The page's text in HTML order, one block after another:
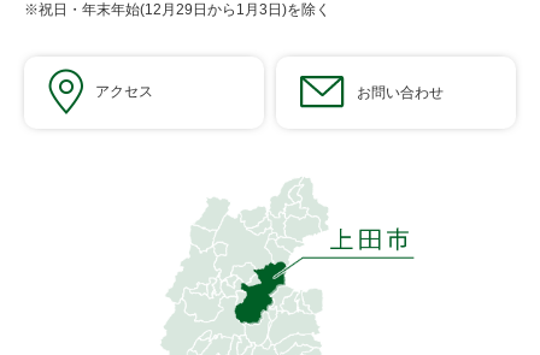
※祝日・年末年始(12月29日から1月3日)を除く
アクセス お問い合わせ